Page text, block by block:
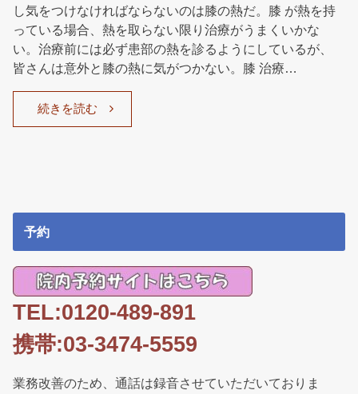
し気をつけなければならないのは膝の熱だ。膝 が熱を持
っている場合、熱を取らない限り治療がうまくいかな
い。治療前には必ず患部の熱を診るようにしているが、
皆さんは意外と膝の熱に気がつかない。膝 治療…
続きを読む
予約
TEL:0120-489-891
携帯:03-3474-5559
業務改善のため、通話は録音させていただいておりま